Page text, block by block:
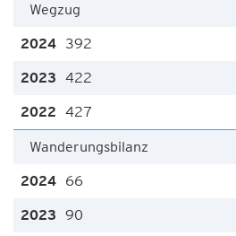
Wegzug
392
422
427
Wanderungsbilanz
66
90